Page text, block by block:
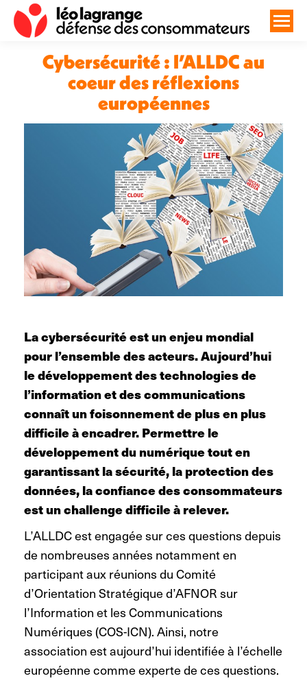
Cybersécurité : l’ALLDC au
coeur des réflexions
européennes
Vous êtes ici :
La cybersécurité est un enjeu mondial
pour l’ensemble des acteurs. Aujourd’hui
le développement des technologies de
l’information et des communications
connaît un foisonnement de plus en plus
difficile à encadrer. Permettre le
développement du numérique tout en
garantissant la sécurité, la protection des
données, la confiance des consommateurs
est un challenge difficile à relever.
L’ALLDC est engagée sur ces questions depuis
de nombreuses années notamment en
participant aux réunions du Comité
d’Orientation Stratégique d’AFNOR sur
l’Information et les Communications
Numériques (COS-ICN). Ainsi, notre
association est aujourd’hui identifiée à l’échelle
européenne comme experte de ces questions.